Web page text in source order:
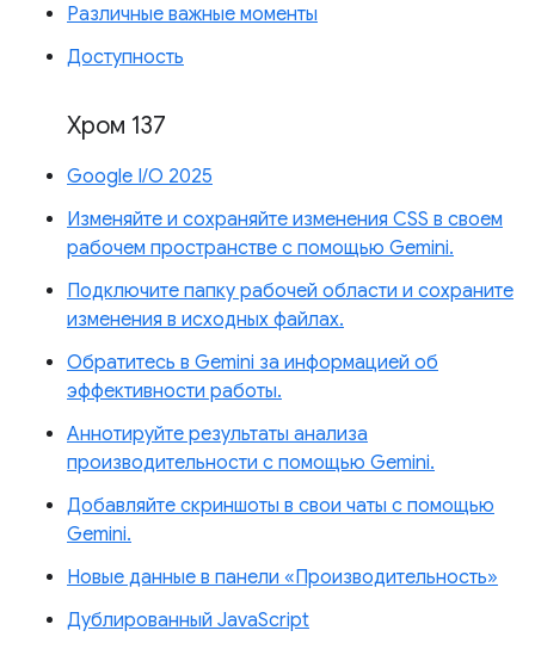
Различные важные моменты
Доступность
Хром 137
Google I/O 2025
Изменяйте и сохраняйте изменения CSS в своем
рабочем пространстве с помощью Gemini.
Подключите папку рабочей области и сохраните
изменения в исходных файлах.
Обратитесь в Gemini за информацией об
эффективности работы.
Аннотируйте результаты анализа
производительности с помощью Gemini.
Добавляйте скриншоты в свои чаты с помощью
Gemini.
Новые данные в панели «Производительность»
Дублированный JavaScript